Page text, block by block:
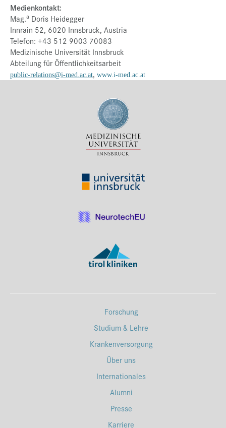
Medienkontakt:
Mag.a Doris Heidegger
Innrain 52, 6020 Innsbruck, Austria
Telefon: +43 512 9003 70083
Medizinische Universität Innsbruck
Abteilung für Öffentlichkeitsarbeit
public-relations@i-med.ac.at, www.i-med.ac.at
Forschung
Studium & Lehre
Krankenversorgung
Über uns
Internationales
Alumni
Presse
Karriere